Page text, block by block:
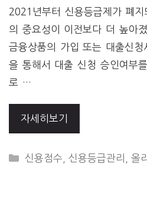
2021년부터 신용등급제가 폐
의 중요성이 이전보다 더 높아
금융상품의 가입 또는 대출신
을 통해서 대출 신청 승인여부
로 …
자세히보기
CATEGORIES
신용점수, 신용등급관리, 올